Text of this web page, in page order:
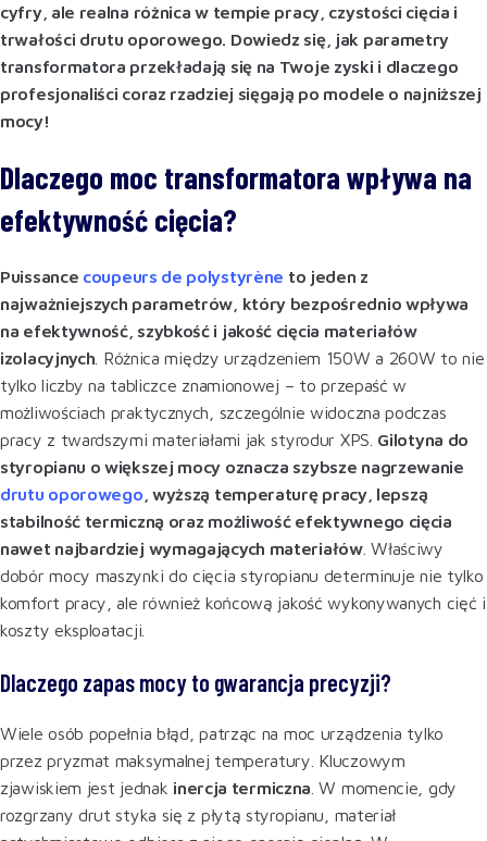
cyfry, ale realna różnica w tempie pracy, czystości cięcia i
trwałości drutu oporowego. Dowiedz się, jak parametry
transformatora przekładają się na Twoje zyski i dlaczego
profesjonaliści coraz rzadziej sięgają po modele o najniższej
mocy!
Dlaczego moc transformatora wpływa na
efektywność cięcia?
Puissance coupeurs de polystyrène to jeden z
najważniejszych parametrów, który bezpośrednio wpływa
na efektywność, szybkość i jakość cięcia materiałów
izolacyjnych . Różnica między urządzeniem 150W a 260W to nie
tylko liczby na tabliczce znamionowej – to przepaść w
możliwościach praktycznych, szczególnie widoczna podczas
pracy z twardszymi materiałami jak styrodur XPS. Gilotyna do
styropianu o większej mocy oznacza szybsze nagrzewanie
drutu oporowego , wyższą temperaturę pracy, lepszą
stabilność termiczną oraz możliwość efektywnego cięcia
nawet najbardziej wymagających materiałów. Właściwy
dobór mocy maszynki do cięcia styropianu determinuje nie tylko
komfort pracy, ale również końcową jakość wykonywanych cięć i
koszty eksploatacji.
Dlaczego zapas mocy to gwarancja precyzji?
Wiele osób popełnia błąd, patrząc na moc urządzenia tylko
przez pryzmat maksymalnej temperatury. Kluczowym
zjawiskiem jest jednak inercja termiczna . W momencie, gdy
rozgrzany drut styka się z płytą styropianu, materiał